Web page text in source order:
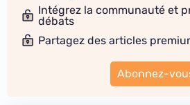
Intégrez la communauté et
débats
Partagez des articles
Abonnez-